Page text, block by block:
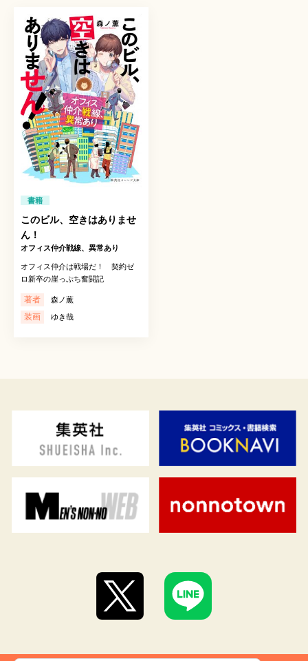
書籍
このビル、空きはありませ
ん！
オフィス仲介戦線、異常あり
オフィス仲介は戦場だ！ 契約ゼ
ロ新卒の崖っぷち奮闘記
著者 森ノ薫
装画 ゆき哉